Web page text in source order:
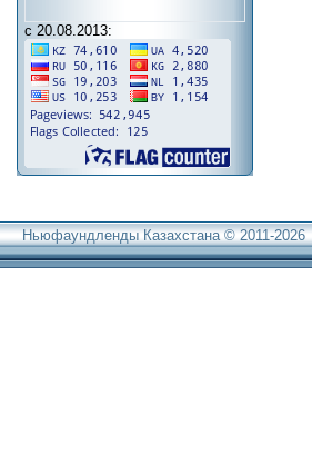
с 20.08.2013:
Ньюфаундленды Казахстана © 2011-2026